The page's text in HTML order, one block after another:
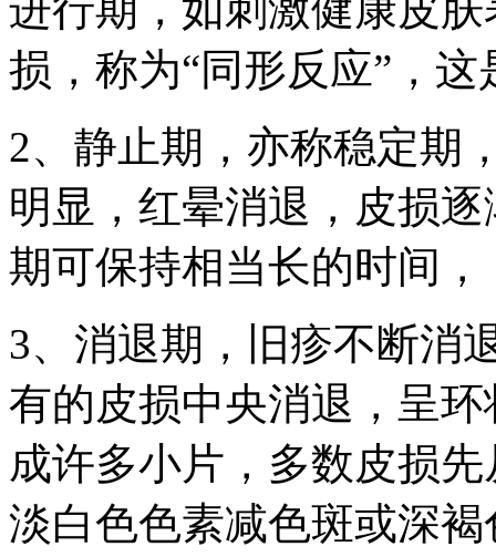
损，称为“同形反应”，
2、静止期，亦称稳定期
明显，红晕消退，皮损
期可保持相当长的时间，
3、消退期，旧疹不断消
有的皮损中央消退，呈
成许多小片，多数皮损
淡白色色素减色斑或深